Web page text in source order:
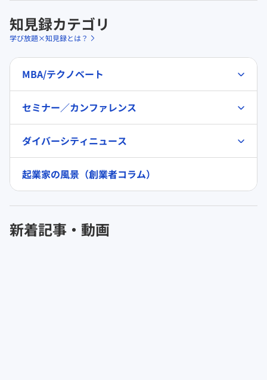
知見録カテゴリ
学び放題×知見録とは？
MBA/テクノベート
セミナー／カンファレンス
ダイバーシティニュース
起業家の風景（創業者コラム）
新着記事・動画